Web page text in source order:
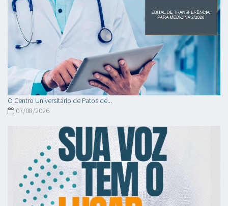
O Centro Universitário de Patos de...
07/08/2026